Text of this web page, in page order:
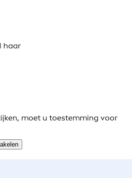
haar
moet u toestemming voor